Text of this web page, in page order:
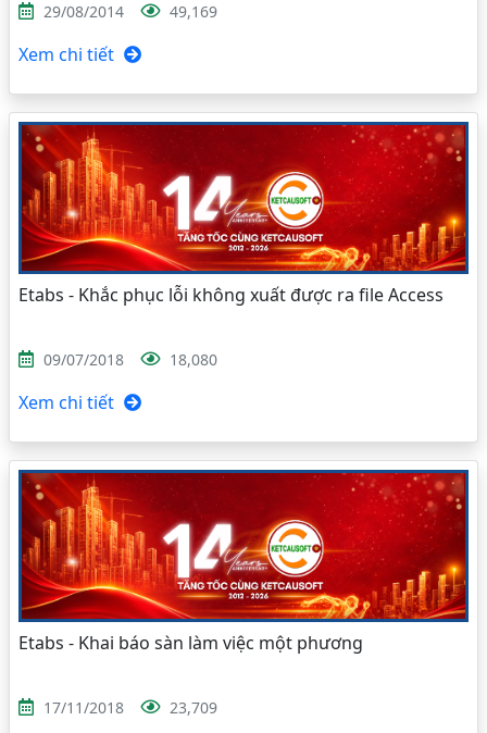
29/08/2014 49,169
Xem chi tiết
Etabs - Khắc phục lỗi không xuất được ra file Access
09/07/2018 18,080
Xem chi tiết
Etabs - Khai báo sàn làm việc một phương
17/11/2018 23,709